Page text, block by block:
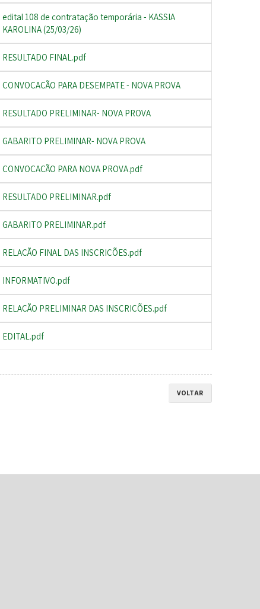
edital 108 de contratação temporária - KASSIA
KAROLINA (25/03/26)
RESULTADO FINAL.pdf
CONVOCAÇÃO PARA DESEMPATE - NOVA PROVA
RESULTADO PRELIMINAR- NOVA PROVA
GABARITO PRELIMINAR- NOVA PROVA
CONVOCAÇÃO PARA NOVA PROVA.pdf
RESULTADO PRELIMINAR.pdf
GABARITO PRELIMINAR.pdf
RELAÇÃO FINAL DAS INSCRIÇÕES.pdf
INFORMATIVO.pdf
RELAÇÃO PRELIMINAR DAS INSCRIÇÕES.pdf
EDITAL.pdf
VOLTAR